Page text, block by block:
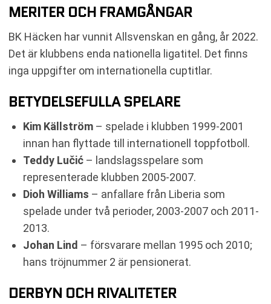
MERITER OCH FRAMGÅNGAR
BK Häcken har vunnit Allsvenskan en gång, år 2022.
Det är klubbens enda nationella ligatitel. Det finns
inga uppgifter om internationella cuptitlar.
BETYDELSEFULLA SPELARE
Kim Källström – spelade i klubben 1999-2001
innan han flyttade till internationell toppfotboll.
Teddy Lučić – landslagsspelare som
representerade klubben 2005-2007.
Dioh Williams – anfallare från Liberia som
spelade under två perioder, 2003-2007 och 2011-
2013.
Johan Lind – försvarare mellan 1995 och 2010;
hans tröjnummer 2 är pensionerat.
DERBYN OCH RIVALITETER